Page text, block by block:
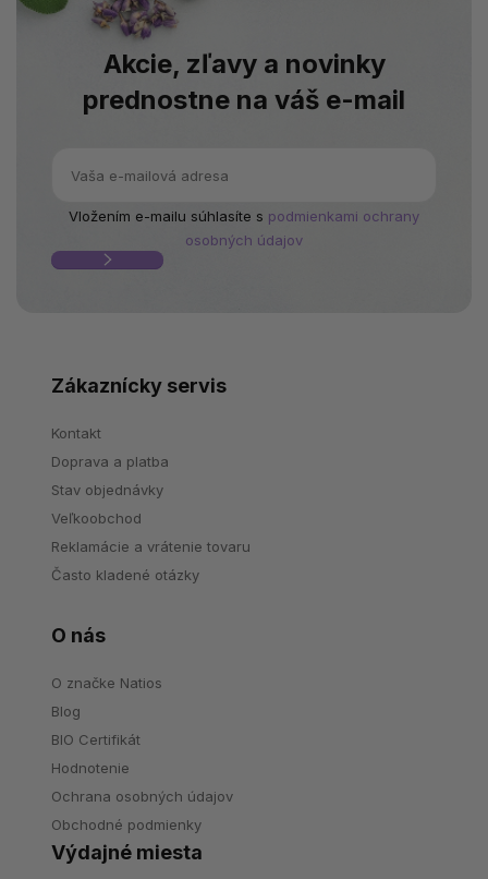
Akcie, zľavy a novinky
prednostne na váš e-mail
Vložením e-mailu súhlasíte s podmienkami ochrany
osobných údajov
Zákaznícky servis
Kontakt
Doprava a platba
Stav objednávky
Veľkoobchod
Reklamácie a vrátenie tovaru
Často kladené otázky
O nás
O značke Natios
Blog
BIO Certifikát
Hodnotenie
Ochrana osobných údajov
Obchodné podmienky
Výdajné miesta